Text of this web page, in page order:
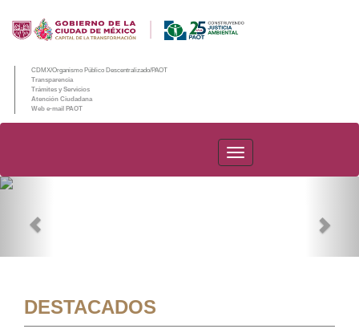
CDMX/Organismo Público Descentralizado/PAOT
Transparencia
Trámites y Servicios
Atención Ciudadana
Web e-mail PAOT
PAOT
DESTACADOS